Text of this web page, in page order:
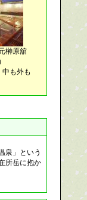
榊原舘
も外も
泉」という
所岳に抱か